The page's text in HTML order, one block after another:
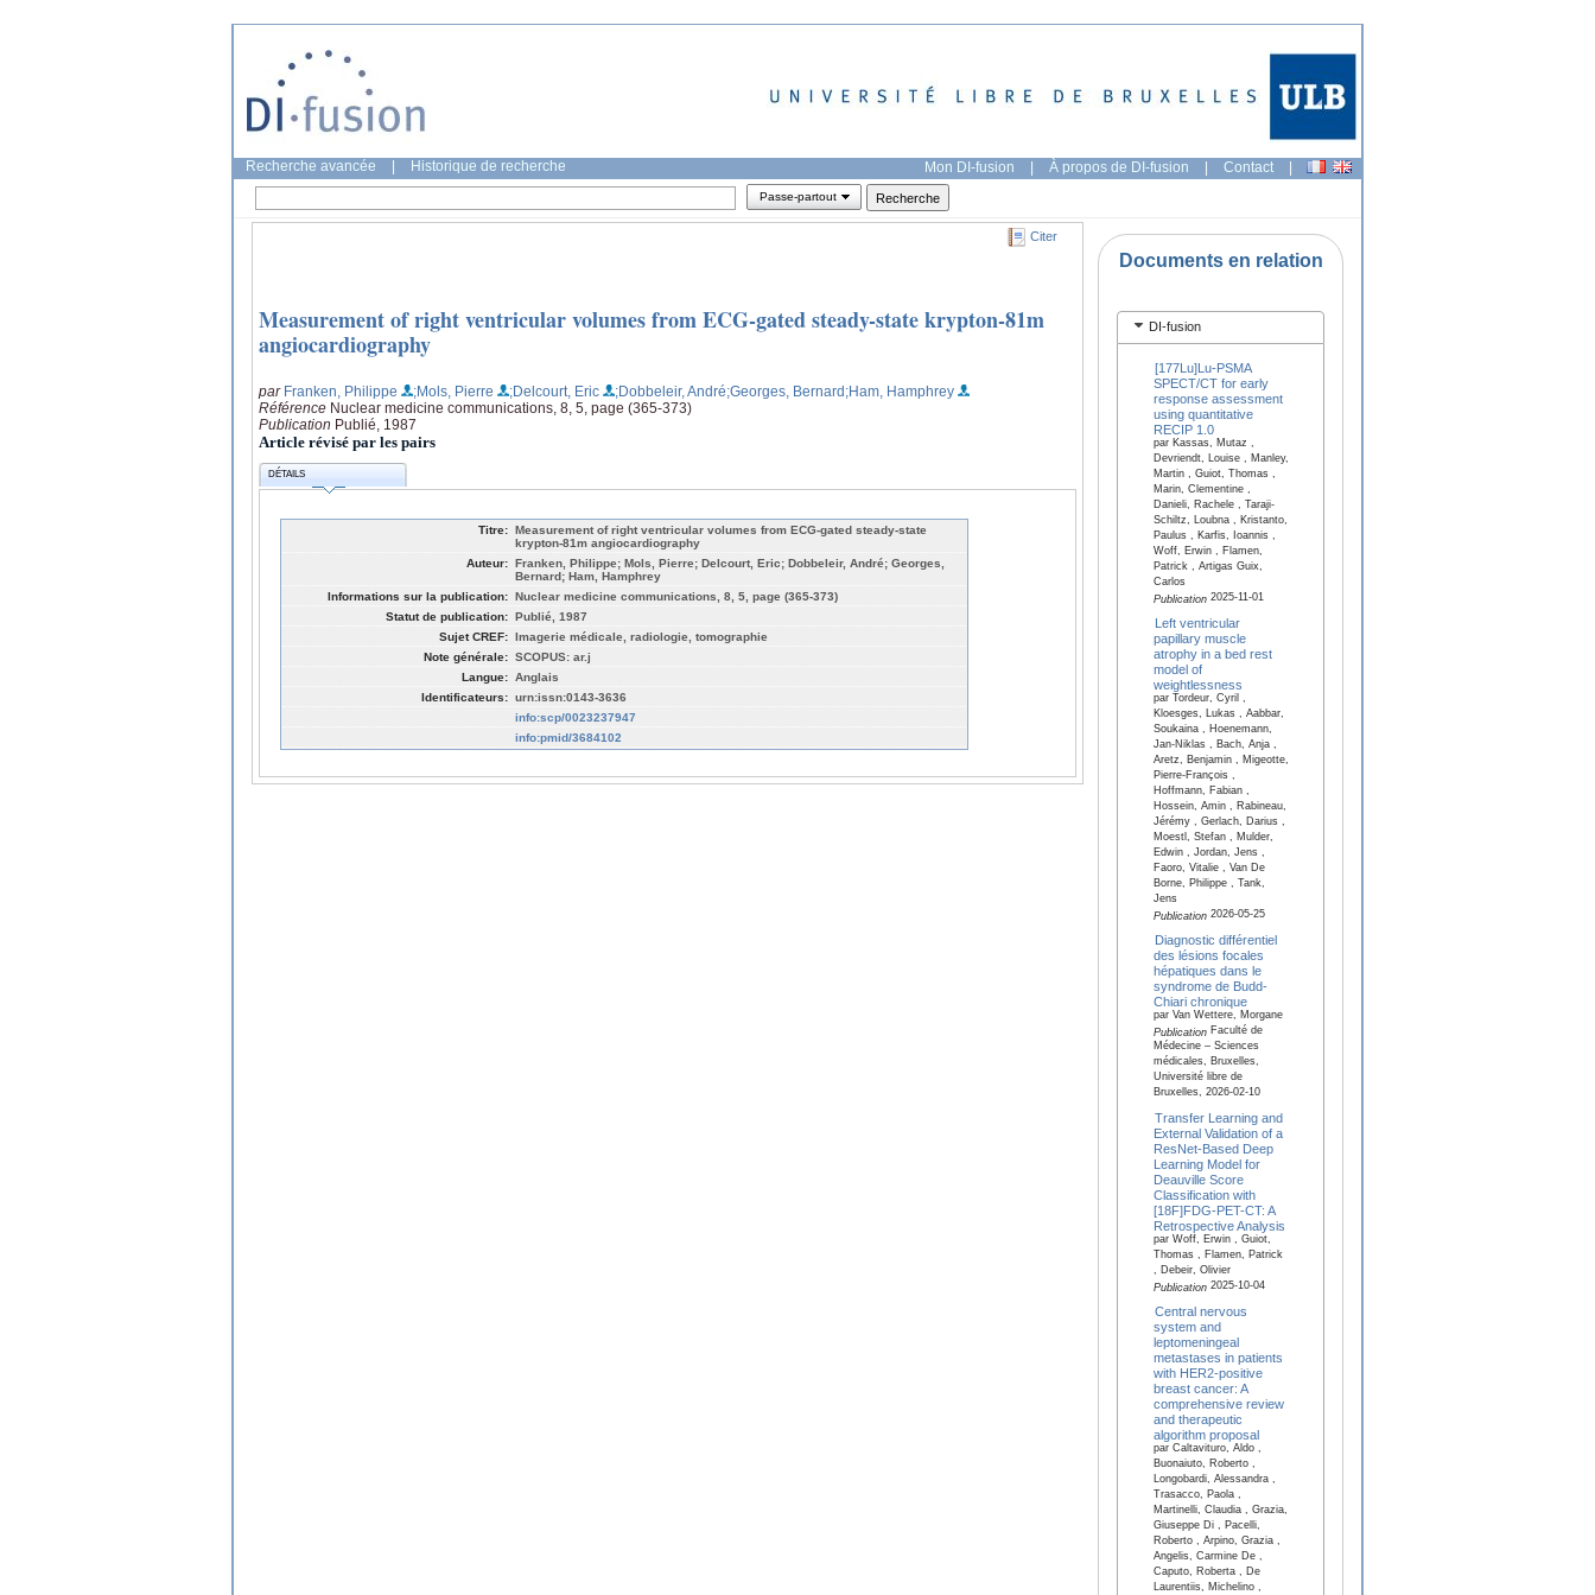
Recherche avancée Historique de recherche Mon DI-fusion | À propos de DI-fusion | Contact |
Passe-partout
Citer
Measurement of right ventricular volumes from ECG-gated steady-state krypton-81m
angiocardiography
par Franken, Philippe ;Mols, Pierre ;Delcourt, Eric ;Dobbeleir, André;Georges, Bernard;Ham, Hamphrey
Référence Nuclear medicine communications, 8, 5, page (365-373)
Publication Publié, 1987
Article révisé par les pairs
DÉTAILS
Titre: Measurement of right ventricular volumes from ECG-gated steady-state
krypton-81m angiocardiography
Auteur: Franken, Philippe; Mols, Pierre; Delcourt, Eric; Dobbeleir, André; Georges,
Bernard; Ham, Hamphrey
Informations sur la publication: Nuclear medicine communications, 8, 5, page (365-373)
Statut de publication: Publié, 1987
Sujet CREF: Imagerie médicale, radiologie, tomographie
Note générale: SCOPUS: ar.j
Langue: Anglais
Identificateurs: urn:issn:0143-3636
info:scp/0023237947
info:pmid/3684102
Documents en relation
DI-fusion
[177Lu]Lu-PSMA
SPECT/CT for early
response assessment
using quantitative
RECIP 1.0
par Kassas, Mutaz ,
Devriendt, Louise , Manley,
Martin , Guiot, Thomas ,
Marin, Clementine ,
Danieli, Rachele , Taraji-
Schiltz, Loubna , Kristanto,
Paulus , Karfis, Ioannis ,
Woff, Erwin , Flamen,
Patrick , Artigas Guix,
Carlos
Publication2025-11-01
Left ventricular
papillary muscle
atrophy in a bed rest
model of
weightlessness
par Tordeur, Cyril ,
Kloesges, Lukas , Aabbar,
Soukaina , Hoenemann,
Jan-Niklas , Bach, Anja ,
Aretz, Benjamin , Migeotte,
Pierre-François ,
Hoffmann, Fabian ,
Hossein, Amin , Rabineau,
Jérémy , Gerlach, Darius ,
Moestl, Stefan , Mulder,
Edwin , Jordan, Jens ,
Faoro, Vitalie , Van De
Borne, Philippe , Tank,
Jens
Publication2026-05-25
Diagnostic différentiel
des lésions focales
hépatiques dans le
syndrome de Budd-
Chiari chronique
par Van Wettere, Morgane
PublicationFaculté de
Médecine – Sciences
médicales, Bruxelles,
Université libre de
Bruxelles, 2026-02-10
Transfer Learning and
External Validation of a
ResNet-Based Deep
Learning Model for
Deauville Score
Classification with
[18F]FDG-PET-CT: A
Retrospective Analysis
par Woff, Erwin , Guiot,
Thomas , Flamen, Patrick
, Debeir, Olivier
Publication2025-10-04
Central nervous
system and
leptomeningeal
metastases in patients
with HER2-positive
breast cancer: A
comprehensive review
and therapeutic
algorithm proposal
par Caltavituro, Aldo ,
Buonaiuto, Roberto ,
Longobardi, Alessandra ,
Trasacco, Paola ,
Martinelli, Claudia , Grazia,
Giuseppe Di , Pacelli,
Roberto , Arpino, Grazia ,
Angelis, Carmine De ,
Caputo, Roberta , De
Laurentiis, Michelino ,